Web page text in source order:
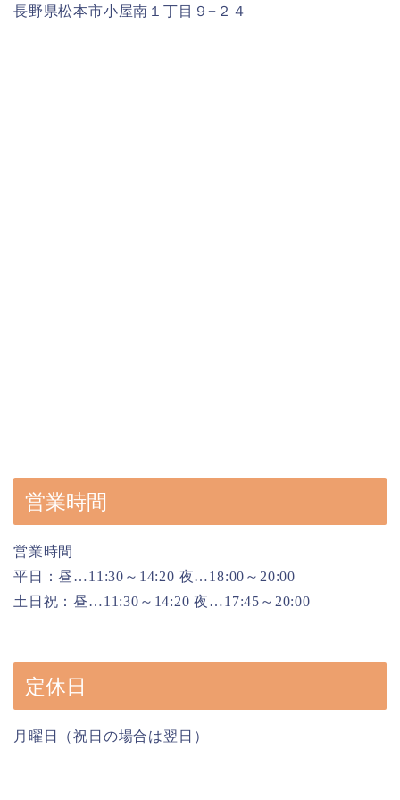
長野県松本市小屋南１丁目９−２４
営業時間
営業時間
平日：昼…11:30～14:20 夜…18:00～20:00
土日祝：昼…11:30～14:20 夜…17:45～20:00
定休日
月曜日（祝日の場合は翌日）